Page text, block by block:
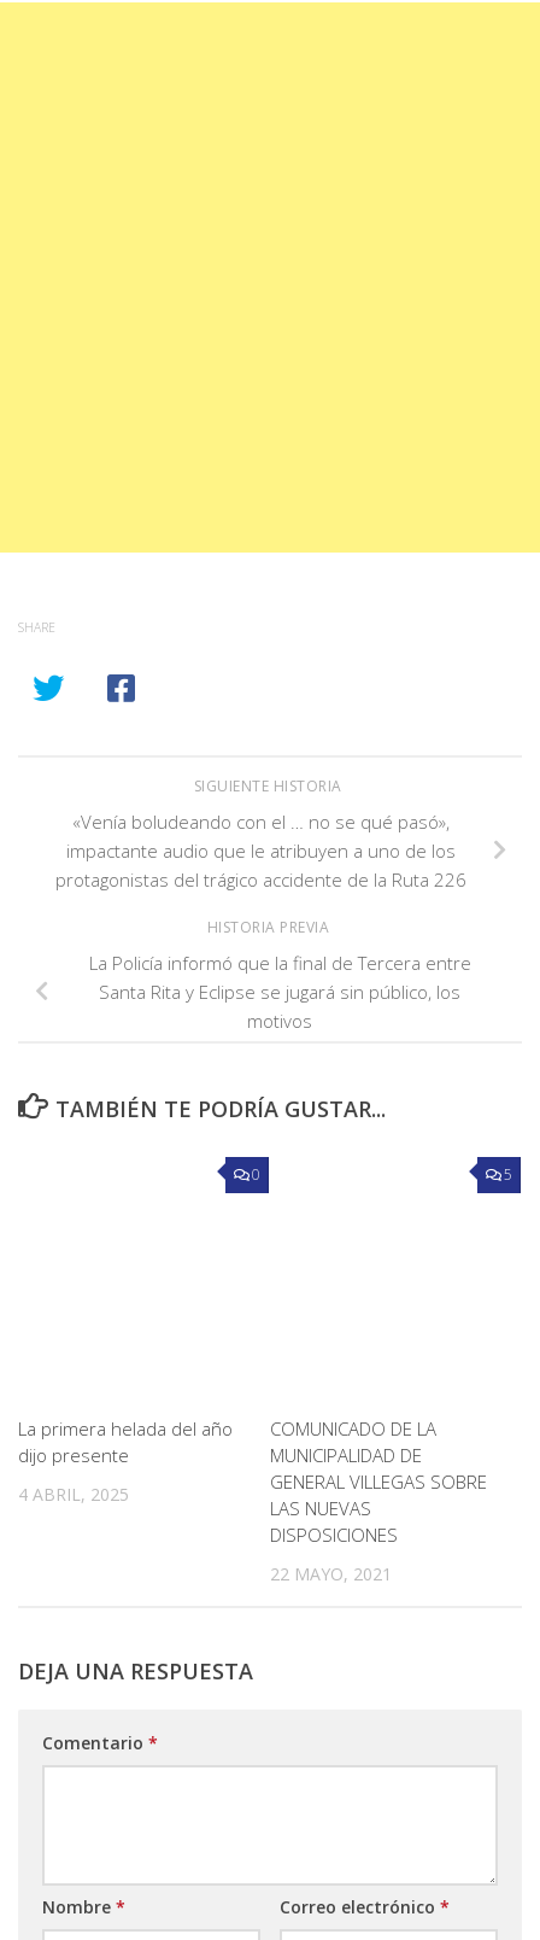
SHARE
SIGUIENTE HISTORIA
«Venía boludeando con el … no se qué pasó»,
impactante audio que le atribuyen a uno de los
protagonistas del trágico accidente de la Ruta 226
HISTORIA PREVIA
La Policía informó que la final de Tercera entre
Santa Rita y Eclipse se jugará sin público, los
motivos
TAMBIÉN TE PODRÍA GUSTAR...
0
La primera helada del año
dijo presente
4 ABRIL, 2025
5
COMUNICADO DE LA
MUNICIPALIDAD DE
GENERAL VILLEGAS SOBRE
LAS NUEVAS
DISPOSICIONES
22 MAYO, 2021
DEJA UNA RESPUESTA
Comentario *
Nombre * Correo electrónico *